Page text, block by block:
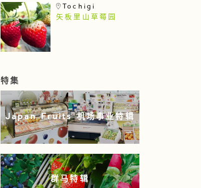
Tochigi
矢板里山草莓园
特集
Japan Fruits 机场事业特辑
群马特辑